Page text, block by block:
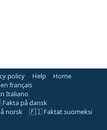
policy Help
Home
français
Italiano
på dansk
norsk
🇫🇮 Faktat suomeksi